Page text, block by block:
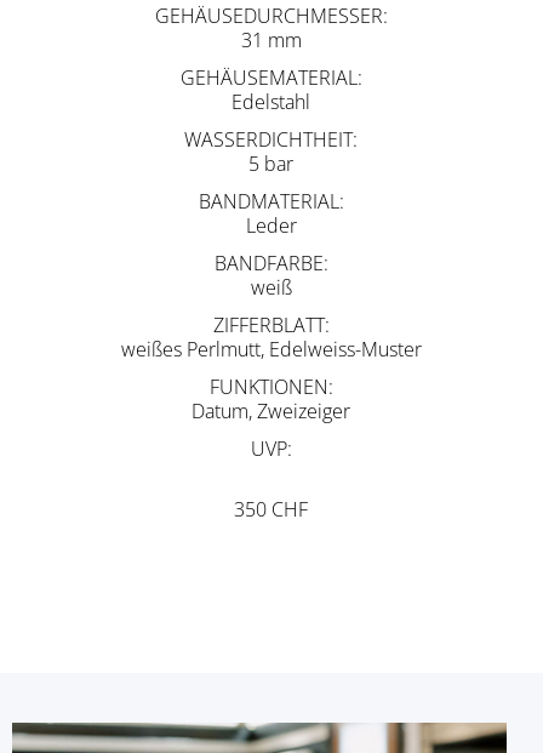
GEHÄUSEDURCHMESSER
31 mm
GEHÄUSEMATERIAL
Edelstahl
WASSERDICHTHEIT
5 bar
BANDMATERIAL
Leder
BANDFARBE
weiß
ZIFFERBLATT
weißes Perlmutt, Edelweiss-Muster
FUNKTIONEN
Datum, Zweizeiger
UVP
350 CHF